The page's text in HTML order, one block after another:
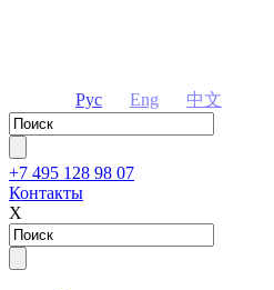
Рус Eng 中文
+7 495 128 98 07
Контакты
Х